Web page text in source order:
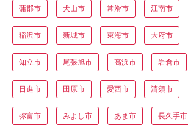
蒲郡市 犬山市 常滑市 江南市
稲沢市 新城市 東海市 大府市
知立市 尾張旭市 高浜市 岩倉市
日進市 田原市 愛西市 清須市
弥富市 みよし市 あま市 長久手市